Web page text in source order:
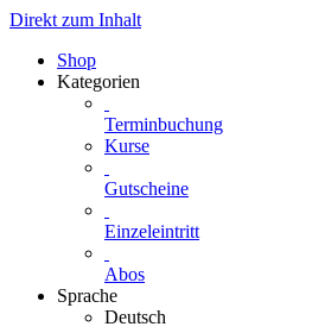
Direkt zum Inhalt
Shop
Kategorien
Terminbuchung
Kurse
Gutscheine
Einzeleintritt
Abos
Sprache
Deutsch